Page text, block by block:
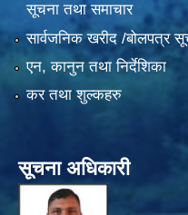
सूचना तथा समाचार
सार्वजनिक खरीद /बोलपत्र
एन, कानुन तथा निर्देशिका
कर तथा शुल्कहरु
सूचना अधिकारी